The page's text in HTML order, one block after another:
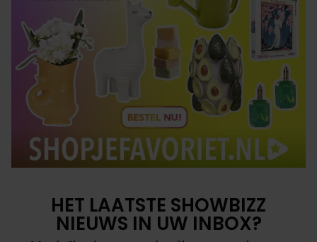
HET LAATSTE SHOWBIZZ
NIEUWS IN UW INBOX?